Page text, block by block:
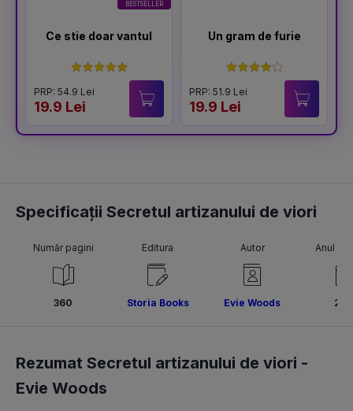
BESTSELLER
Ce stie doar vantul
PRP: 54.9 Lei
19.9 Lei
Un gram de furie
PRP: 51.9 Lei
19.9 Lei
Specificații Secretul artizanului de viori
Număr pagini
360
Editura
Storia Books
Autor
Evie Woods
Anul
Rezumat Secretul artizanului de viori -
Evie Woods